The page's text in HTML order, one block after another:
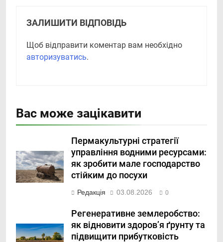
ЗАЛИШИТИ ВІДПОВІДЬ
Щоб відправити коментар вам необхідно
авторизуватись.
Вас може зацікавити
Пермакультурні стратегії
управління водними ресурсами:
як зробити мале господарство
стійким до посухи
Редакція 03.08.2026 0
Регенеративне землеробство:
як відновити здоров’я ґрунту та
підвищити прибутковість